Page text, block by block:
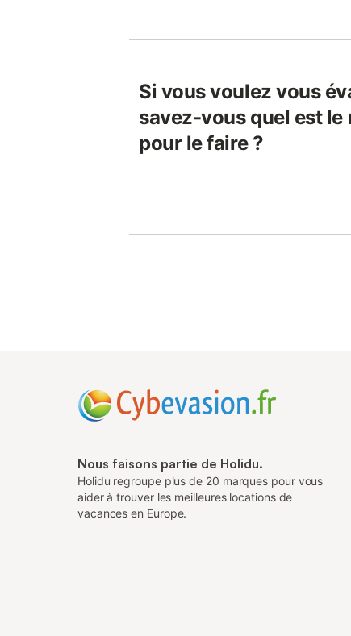
Si vous voulez vous
savez-vous quel est
pour le faire ?
Nous faisons partie de Holidu.
Holidu regroupe plus de 20 marques pour vous
aider à trouver les meilleures locations de
vacances en Europe.